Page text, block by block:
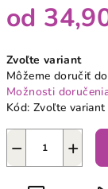
od
cena:
Zvoľte variant
Môžeme doručiť
Možnosti
Kód: Zvoľte variant
+
−